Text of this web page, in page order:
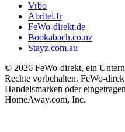
Vrbo
Abritel.fr
FeWo-direkt.de
Bookabach.co.nz
Stayz.com.au
© 2026 FeWo-direkt, ein
Rechte vorbehalten. FeWo-
Handelsmarken oder
HomeAway.com, Inc.